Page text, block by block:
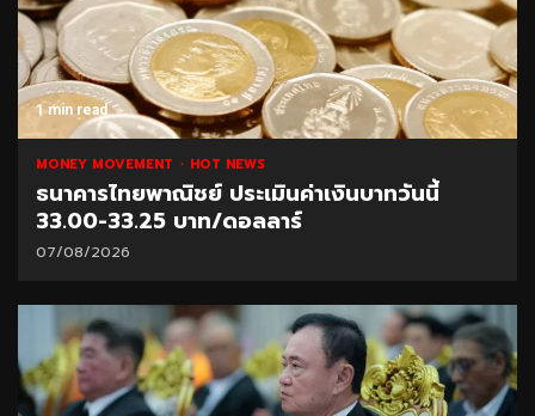
1 min read
MONEY MOVEMENT HOT NEWS
ธนาคารไทยพาณิชย์ ประเมินค่าเงินบาทวันนี้
33.00-33.25 บาท/ดอลลาร์
07/08/2026